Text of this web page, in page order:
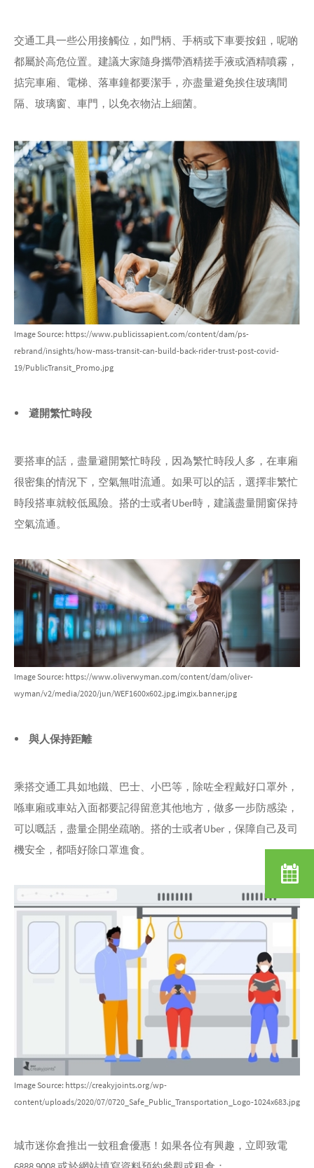
交通工具一些公用接觸位，如門柄、手柄或下車要按鈕，呢啲
都屬於高危位置。建議大家隨身攜帶酒精搓手液或酒精噴霧，
掂完車廂、電梯、落車鐘都要潔手，亦盡量避免挨住玻璃間
隔、玻璃窗、車門，以免衣物沾上細菌。
Image Source: https://www.publicissapient.com/content/dam/ps-
rebrand/insights/how-mass-transit-can-build-back-rider-trust-post-covid-
19/PublicTransit_Promo.jpg
避開繁忙時段
要搭車的話，盡量避開繁忙時段，因為繁忙時段人多，在車廂
很密集的情況下，空氣無咁流通。如果可以的話，選擇非繁忙
時段搭車就較低風險。搭的士或者Uber時，建議盡量開窗保持
空氣流通。
Image Source: https://www.oliverwyman.com/content/dam/oliver-
wyman/v2/media/2020/jun/WEF1600x602.jpg.imgix.banner.jpg
與人保持距離
乘搭交通工具如地鐵、巴士、小巴等，除咗全程戴好口罩外，
喺車廂或車站入面都要記得留意其他地方，做多一步防感染，
可以嘅話，盡量企開坐疏啲。搭的士或者Uber，保障自己及司
機安全，都唔好除口罩進食。
Image Source: https://creakyjoints.org/wp-
content/uploads/2020/07/0720_Safe_Public_Transportation_Logo-1024x683.jpg
城市迷你倉推出一蚊租倉優惠！如果各位有興趣，立即致電